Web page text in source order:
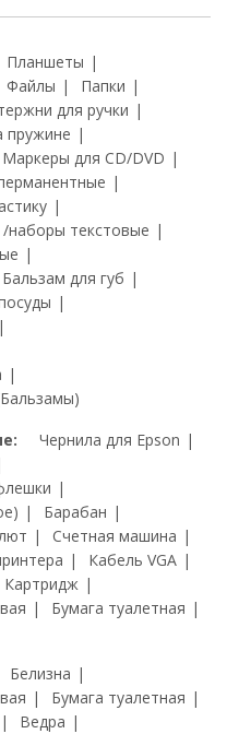
Планшеты
Файлы
Папки
для ручки
пружине
Маркеры для CD/DVD
наборы текстовые
Бальзам для губ
Чернила для Epson
Барабан
Счетная машина
Кабель VGA
Картридж
Бумага туалетная
Белизна
Бумага туалетная
Ведра